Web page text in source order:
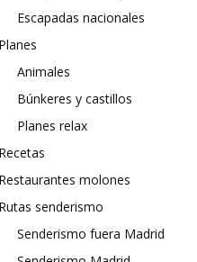
Escapadas nacionales
Animales
Búnkeres y castillos
Planes relax
molones
senderismo
Senderismo fuera Madrid